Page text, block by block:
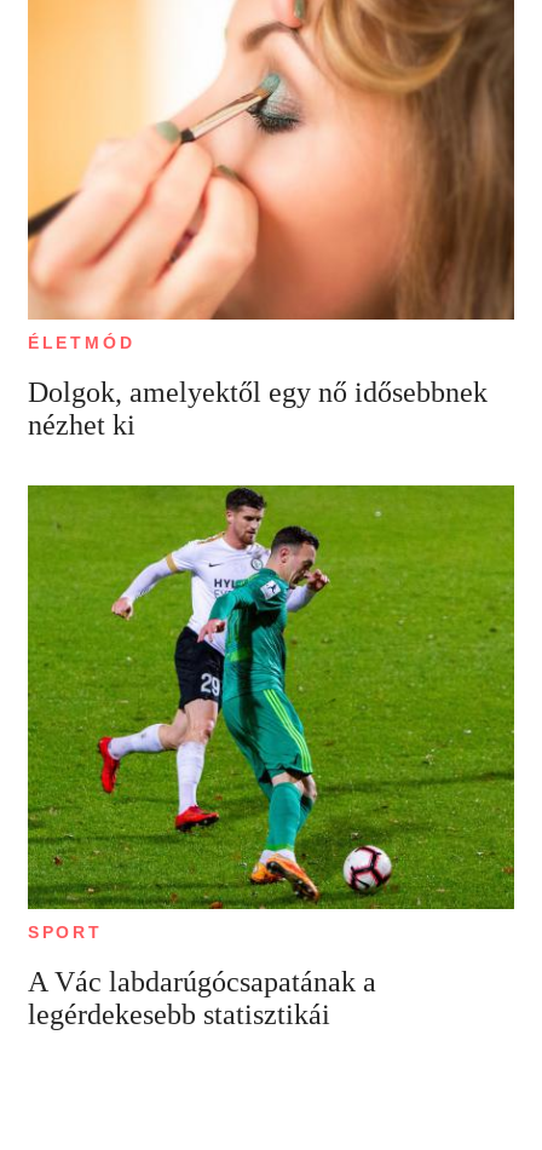
ÉLETMÓD
Dolgok, amelyektől egy nő idősebbnek
nézhet ki
SPORT
A Vác labdarúgócsapatának a
legérdekesebb statisztikái